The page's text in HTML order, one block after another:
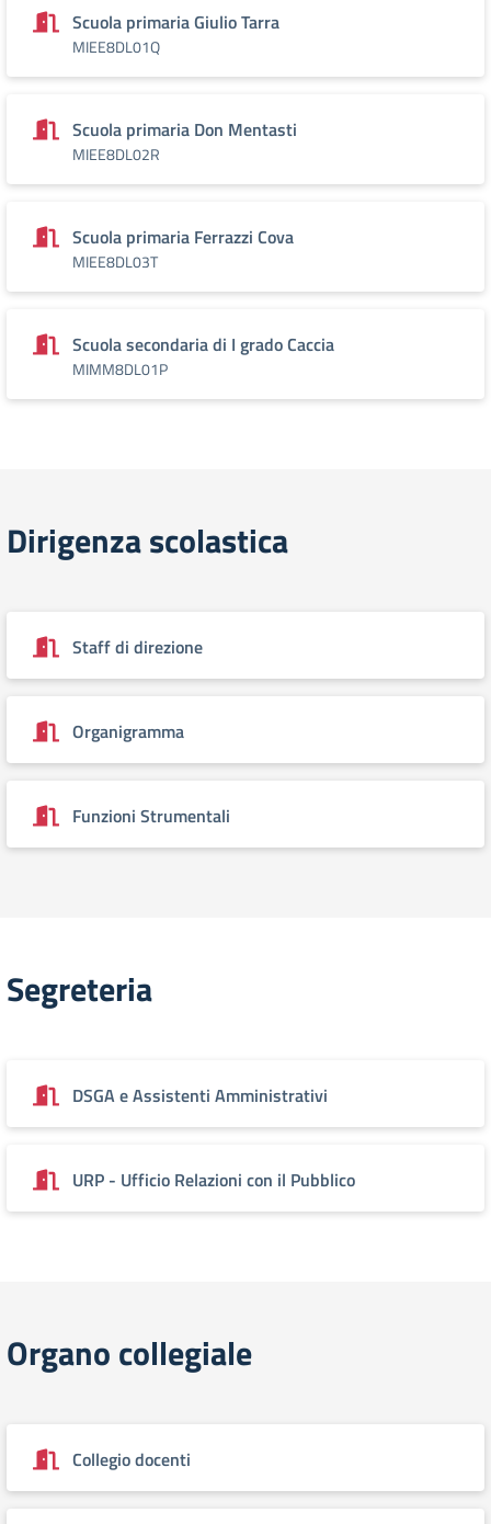
Scuola primaria Giulio Tarra
MIEE8DL01Q
Scuola primaria Don Mentasti
MIEE8DL02R
Scuola primaria Ferrazzi Cova
MIEE8DL03T
Scuola secondaria di I grado Caccia
MIMM8DL01P
Dirigenza scolastica
Staff di direzione
Organigramma
Funzioni Strumentali
Segreteria
DSGA e Assistenti Amministrativi
URP - Ufficio Relazioni con il Pubblico
Organo collegiale
Collegio docenti